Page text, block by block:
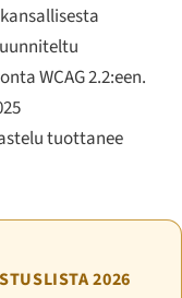
WCAG 2.2:een.
tuottanee
2026